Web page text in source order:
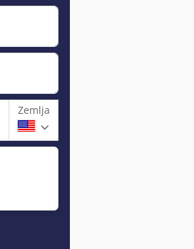
Zemlja